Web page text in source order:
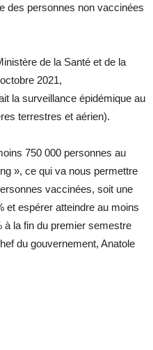
des personnes non vaccinées
de la Santé et de la
2021,
la surveillance épidémique au
terrestres et aérien).
750 000 personnes au
», ce qui va nous permettre
vaccinées, soit une
et espérer atteindre au moins
à la fin du premier semestre
du gouvernement, Anatole